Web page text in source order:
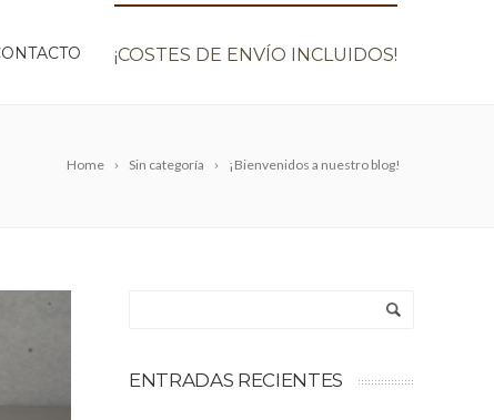
¡COSTES DE ENVÍO INCLUIDOS!
Home Sin categoría ¡Bienvenidos a nuestro blog!
ENTRADAS RECIENTES